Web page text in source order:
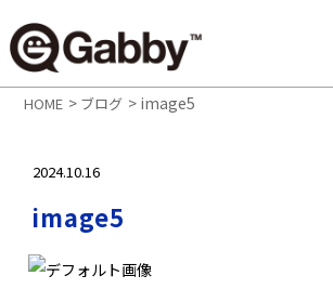
HOME > ブログ > image5
2024.10.16
image5